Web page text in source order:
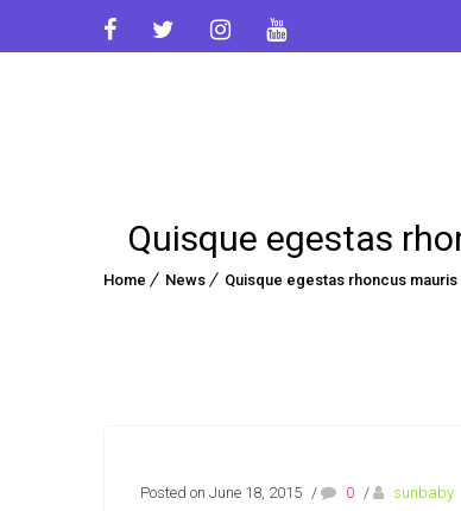
Quisque egestas
Home News Quisque egestas rhoncus mauris
Posted on June 18, 2015 / 0 / sunbaby